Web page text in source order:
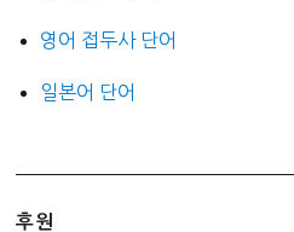
영어 접두사 단어
일본어 단어
후원